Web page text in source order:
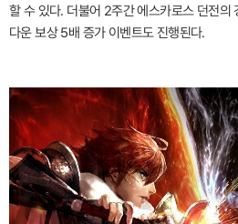
할 수 있다. 더불어 2주간 에스카로스 던전의
다운 보상 5배 증가 이벤트도 진행된다.